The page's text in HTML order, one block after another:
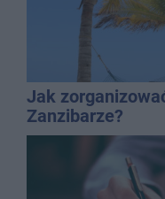
Jak
Zanzibarze?